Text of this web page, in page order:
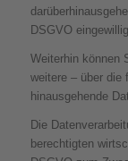
DSGVO
Weiterhin können
weitere – über die
hinausgehende
Die
berechtigten